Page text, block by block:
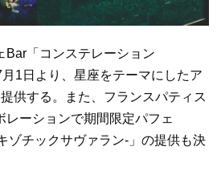
Bar「コンステレーション
月1日より、星座をテーマにしたア
供する。また、フランスパティス
レーションで期間限定パフェ
ゾチックサヴァラン-」の提供も決